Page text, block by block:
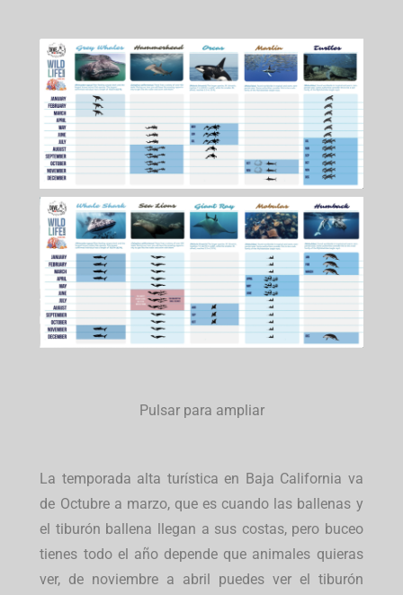
Pulsar para ampliar
La temporada alta turística en Baja California va
de Octubre a marzo, que es cuando las ballenas y
el tiburón ballena llegan a sus costas, pero buceo
tienes todo el año depende que animales quieras
ver, de noviembre a abril puedes ver el tiburón